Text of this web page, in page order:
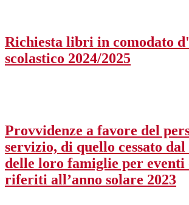
Richiesta libri in comodato
scolastico 2024/2025
Provvidenze a favore del
servizio, di quello cessato
delle loro famiglie per eventi
riferiti all’anno solare 2023